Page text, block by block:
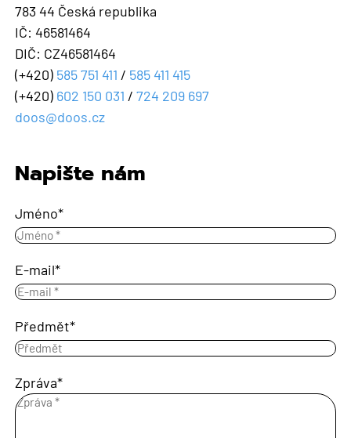
783 44 Česká republika
IČ: 46581464
DIČ: CZ46581464
(+420) 585 751 411 / 585 411 415
(+420) 602 150 031 / 724 209 697
doos@doos.cz
Napište nám
Jméno
E-mail
Předmět
Zpráva